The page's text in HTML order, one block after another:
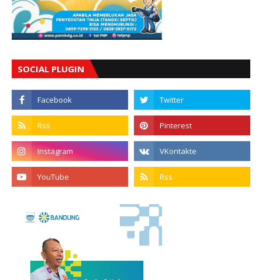
SOCIAL PLUGIN